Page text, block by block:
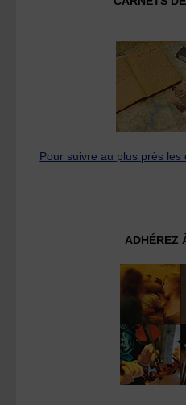
Pour suivre au plus près les
ADHÉREZ